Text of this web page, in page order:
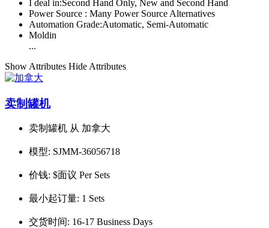
I deal in:Second Hand Only, New and Second Hand
Power Source : Many Power Source Alternatives
Automation Grade:Automatic, Semi-Automatic
Moldin
...
Show Attributes Hide Attributes
卖制罐机
卖制罐机 从 加拿大
模型: SJMM-36056718
价钱: $面议 Per Sets
最小起订量: 1 Sets
交货时间: 16-17 Business Days